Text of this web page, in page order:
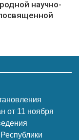
научно-
от 11 ноября